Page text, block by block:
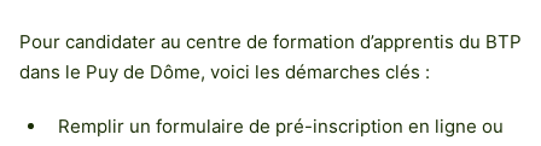
Pour candidater au centre de formation d’apprentis du BTP
dans le Puy de Dôme, voici les démarches clés :
Remplir un formulaire de pré-inscription en ligne ou